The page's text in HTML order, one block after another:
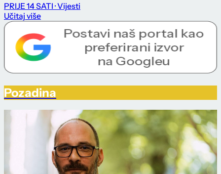
PRIJE 14 SATI · Vijesti
Učitaj više
Pozadina